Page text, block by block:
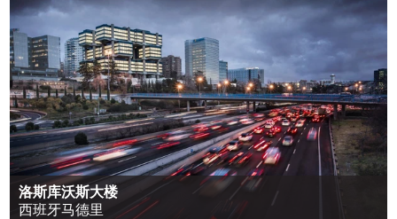
洛斯库沃斯大楼
西班牙马德里